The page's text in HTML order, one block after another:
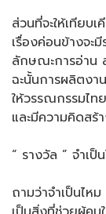
ส่วนที่จะให้เทียบ
เรื่องค่อนข้างจะ
ลักษณะการอ่าน
ฉะนั้นการผลิตง
ให้วรรณกรรมไท
และมีความคิดสร้
“ รางวัล ” จำเ
ถามว่าจำเป็นไห